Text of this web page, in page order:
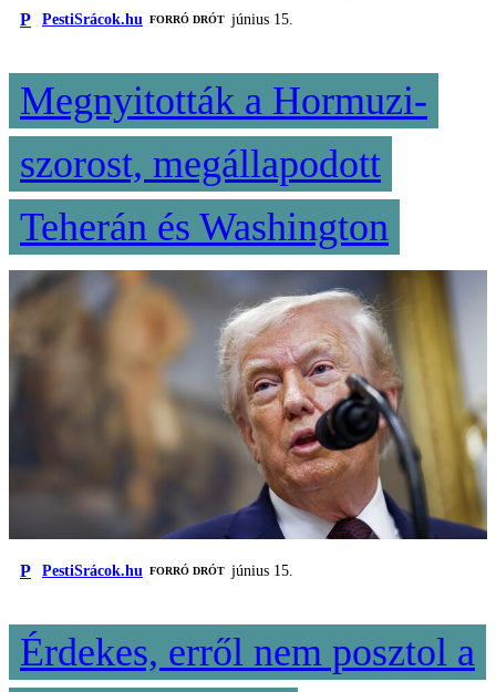
P PestiSrácok.hu FORRÓ DRÓT június 15.
Megnyitották a Hormuzi-
szorost, megállapodott
Teherán és Washington
P PestiSrácok.hu FORRÓ DRÓT június 15.
Érdekes, erről nem posztol a